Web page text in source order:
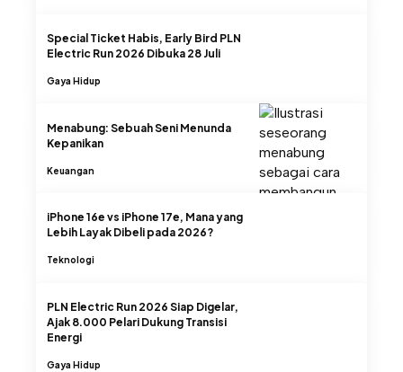
Special Ticket Habis, Early Bird PLN
Electric Run 2026 Dibuka 28 Juli
Gaya Hidup
Menabung: Sebuah Seni Menunda
Kepanikan
Keuangan
iPhone 16e vs iPhone 17e, Mana yang
Lebih Layak Dibeli pada 2026?
Teknologi
PLN Electric Run 2026 Siap Digelar,
Ajak 8.000 Pelari Dukung Transisi
Energi
Gaya Hidup